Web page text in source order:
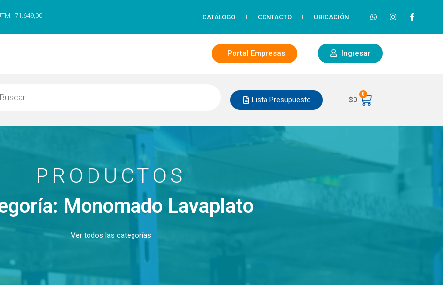
71.649,00 CATÁLOGO CONTACTO UBICACIÓN
Portal Empresas Ingresar
Lista Presupuesto $0
0
PRODUCTOS
Monomado Lavaplato
Ver todos las categorías